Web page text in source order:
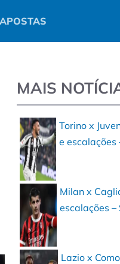
APOSTAS
MAIS
Torino x
e escalações
Milan x
escalações
Lazio x